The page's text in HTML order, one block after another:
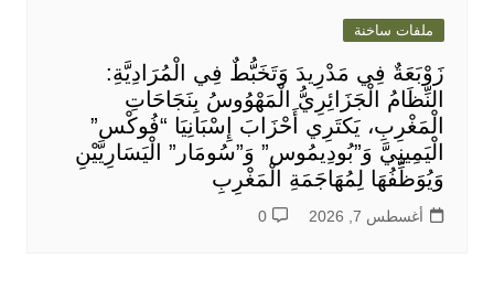
ملفات ساخنة
زَوْبَعَةٌ فِي مَدْرِيدَ وَتَخَبُّطٌ فِي الْمُرَادِيَّةِ:
النِّظَامُ الْجَزَائِرِيُّ الْمَهْوُوسُ بِنَجَاحَاتِ
الْمَغْرِبِ، يَكتَرِي أَحْزَابَ إِسْبَانِيَا “فُوكْس”
الْيَمِينِيَّ وَ”بُودِيمُوس” وَ”سُومَار” الْيَسَارِيَّيْنِ
وَيُوَظِّفُهَا لِمُهَاجَمَةِ الْمَغْرِبِ
أغسطس 7, 2026 0